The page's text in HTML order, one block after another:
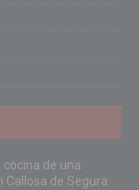
de una
Callosa de Segura